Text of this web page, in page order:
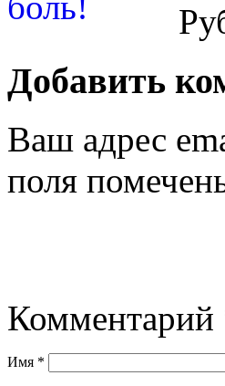
Добавить
Ваш адрес
поля
Комментарий
Имя *